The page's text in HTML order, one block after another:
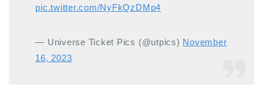
pic.twitter.com/NyFkQzDMp4
— Universe Ticket Pics (@utpics) November
16, 2023